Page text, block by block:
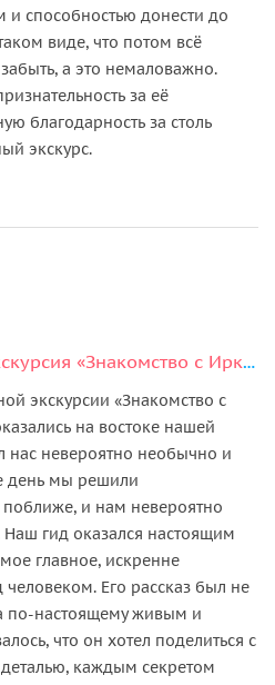
способностью донести до
виде, что потом всё
а это немаловажно.
за её
благодарность за столь
экскурс.
Групповая обзорная экскурсия «Знакомство с Иркутском»
экскурсии «Знакомство с
на востоке нашей
нас невероятно необычно и
день мы решили
и нам невероятно
гид оказался настоящим
главное, искренне
Его рассказ был не
по-настоящему живым и
что он хотел поделиться с
каждым секретом